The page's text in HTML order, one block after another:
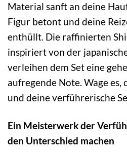
Material sanft an deine
Figur betont und deine
enthüllt. Die raffinierten
inspiriert von der
verleihen dem Set eine
aufregende Note. Wage es,
und deine verführerische
Ein Meisterwerk der
den Unterschied machen